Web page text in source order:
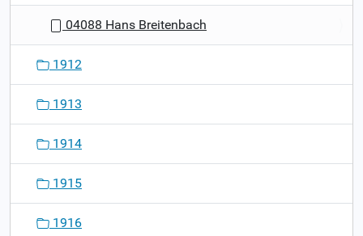
04088 Hans Breitenbach
1912
1913
1914
1915
1916